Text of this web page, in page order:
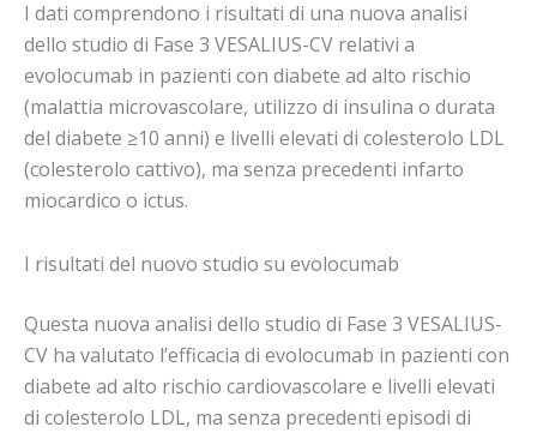
I dati comprendono i risultati di una nuova analisi
dello studio di Fase 3 VESALIUS-CV relativi a
evolocumab in pazienti con diabete ad alto rischio
(malattia microvascolare, utilizzo di insulina o durata
del diabete ≥10 anni) e livelli elevati di colesterolo LDL
(colesterolo cattivo), ma senza precedenti infarto
miocardico o ictus.
I risultati del nuovo studio su evolocumab
Questa nuova analisi dello studio di Fase 3 VESALIUS-
CV ha valutato l’efficacia di evolocumab in pazienti con
diabete ad alto rischio cardiovascolare e livelli elevati
di colesterolo LDL, ma senza precedenti episodi di